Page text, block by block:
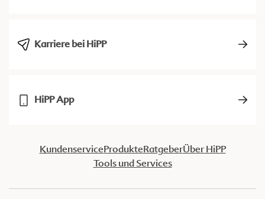
Karriere bei HiPP
HiPP App
KundenserviceProdukteRatgeberÜber HiPP
Tools und Services